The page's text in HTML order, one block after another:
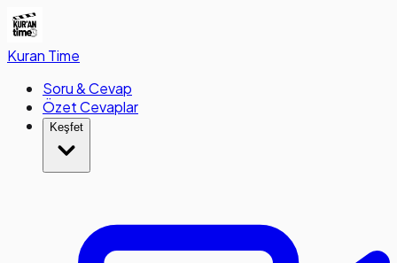
Kuran Time
Soru & Cevap
Özet Cevaplar
Keşfet